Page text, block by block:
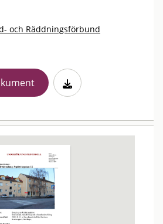
och Räddningsförbund